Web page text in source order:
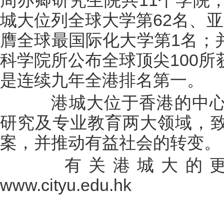
城大位列全球大学第62名、
膺全球最国际化大学第1名
科学院所公布全球顶尖100所
是连续九年全港排名第一。
港城大位于香港的中心
研究及专业教育两大领域，
案，并推动有益社会的转变。
有关港城大的更
www.cityu.edu.hk